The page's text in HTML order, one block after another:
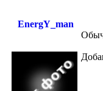
EnergY_man